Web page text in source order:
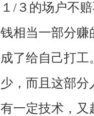
１/３的场户不
钱相当一部分赚
成了给自己打
少，而且这部
有一定技术，又